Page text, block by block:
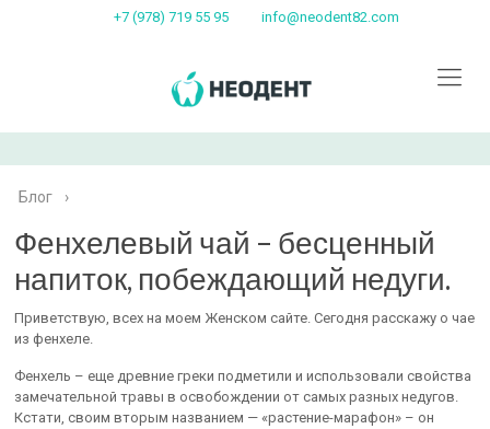
+7 (978) 719 55 95 info@neodent82.com
Блог ›
Фенхелевый чай – бесценный
напиток, побеждающий недуги.
Приветствую, всех на моем Женском сайте. Сегодня расскажу о чае
из фенхеле.
Фенхель – еще древние греки подметили и использовали свойства
замечательной травы в освобождении от самых разных недугов.
Кстати, своим вторым названием — «растение-марафон» – он